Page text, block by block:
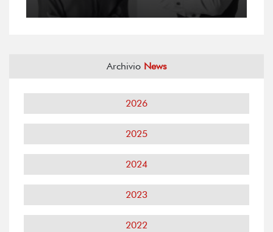
Archivio News
2026
2025
2024
2023
2022